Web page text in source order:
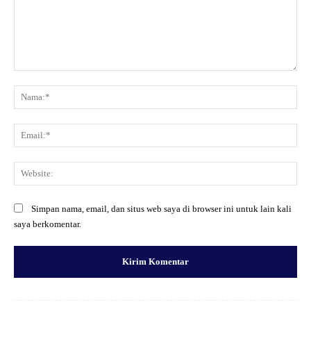
Simpan nama, email, dan situs web saya di browser ini untuk lain kali
saya berkomentar.